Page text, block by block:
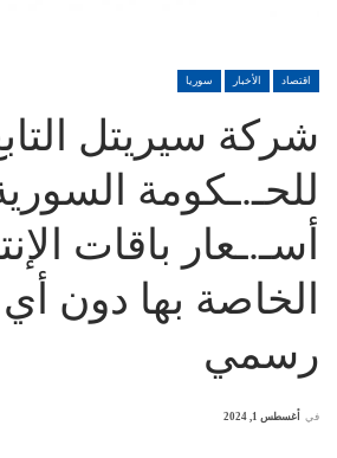
اقتصاد الأخبار سوريا
شركة سيريتل
للحـ.ـكومة
أسـ.ـعار باقات
الخاصة بها دون
رسمي
في أغسطس 1, 2024